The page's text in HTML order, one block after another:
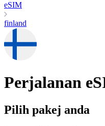
eSIM
finland
Perjalanan
Pilih pakej anda